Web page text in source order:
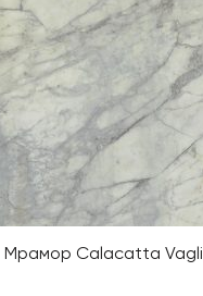
Мрамор Calacatta Vagli